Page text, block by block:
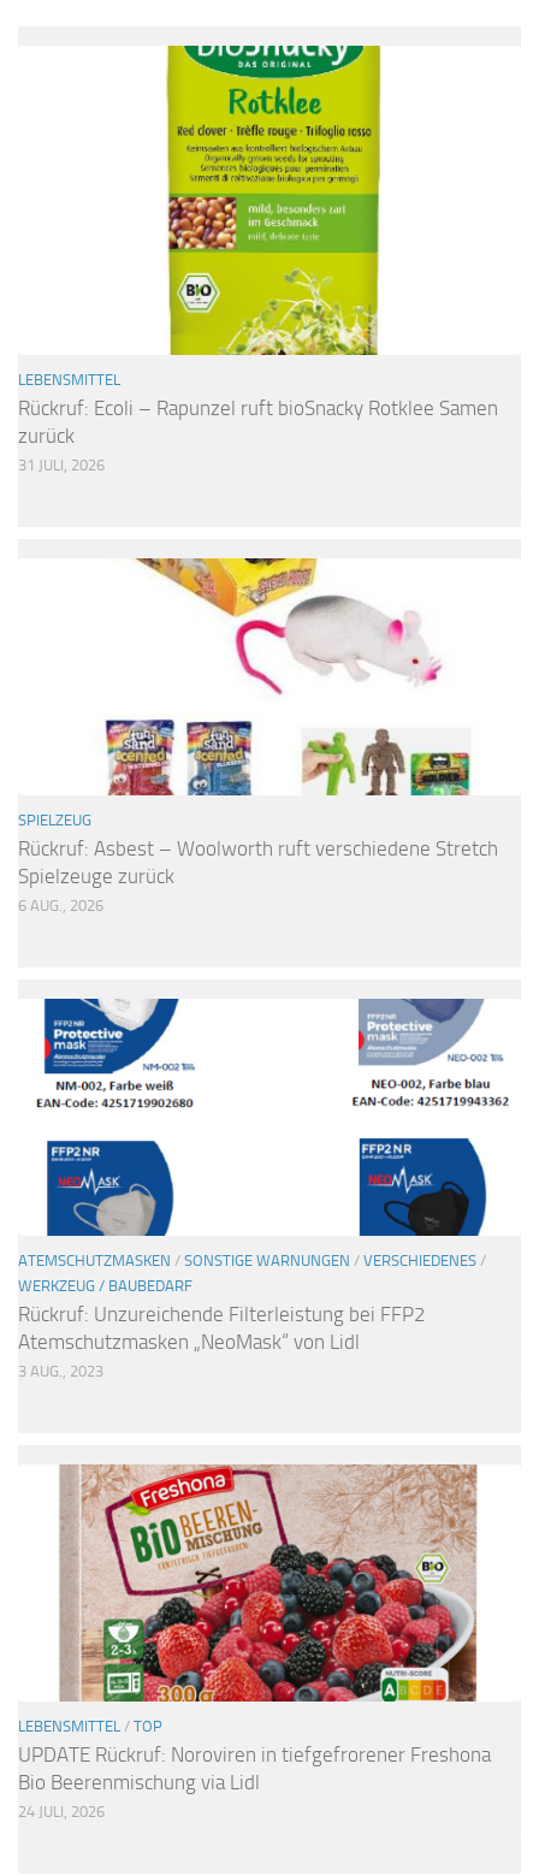
LEBENSMITTEL
Rückruf: Ecoli – Rapunzel ruft bioSnacky Rotklee Samen
zurück
31 JULI, 2026
SPIELZEUG
Rückruf: Asbest – Woolworth ruft verschiedene Stretch
Spielzeuge zurück
6 AUG., 2026
ATEMSCHUTZMASKEN / SONSTIGE WARNUNGEN / VERSCHIEDENES /
WERKZEUG / BAUBEDARF
Rückruf: Unzureichende Filterleistung bei FFP2
Atemschutzmasken „NeoMask“ von Lidl
3 AUG., 2023
LEBENSMITTEL / TOP
UPDATE Rückruf: Noroviren in tiefgefrorener Freshona
Bio Beerenmischung via Lidl
24 JULI, 2026